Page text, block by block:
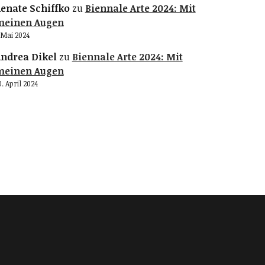
Schiffkozu Biennale Arte 2024: Mit
Augen
Mai 2024
Dikelzu Biennale Arte 2024: Mit
Augen
April 2024